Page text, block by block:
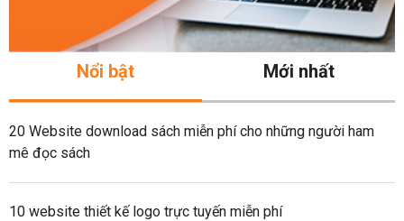
Nổi bật Mới nhất
20 Website download sách miễn phí cho những người ham
mê đọc sách
10 website thiết kế logo trực tuyến miễn phí